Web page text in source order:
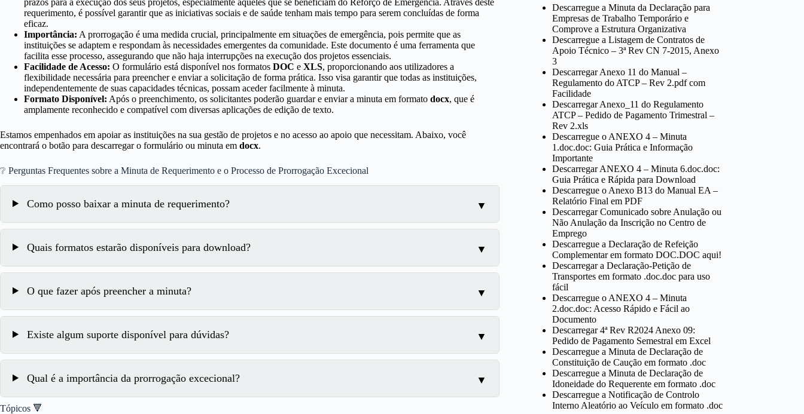
requerimento, é possível garantir que as iniciativas sociais e de saúde tenham mais tempo para serem concluídas de forma
eficaz.
Importância: A prorrogação é uma medida crucial, principalmente em situações de emergência, pois permite que as
instituições se adaptem e respondam às necessidades emergentes da comunidade. Este documento é uma ferramenta que
facilita esse processo, assegurando que não haja interrupções na execução dos projetos essenciais.
Facilidade de Acesso: O formulário está disponível nos formatos DOC e XLS, proporcionando aos utilizadores a
flexibilidade necessária para preencher e enviar a solicitação de forma prática. Isso visa garantir que todas as instituições,
independentemente de suas capacidades técnicas, possam aceder facilmente à minuta.
Formato Disponível: Após o preenchimento, os solicitantes poderão guardar e enviar a minuta em formato docx, que é
amplamente reconhecido e compatível com diversas aplicações de edição de texto.
Estamos empenhados em apoiar as instituições na sua gestão de projetos e no acesso ao apoio que necessitam. Abaixo, você
encontrará o botão para descarregar o formulário ou minuta em docx.
❔ Perguntas Frequentes sobre a Minuta de Requerimento e o Processo de Prorrogação Excecional
Como posso baixar a minuta de requerimento?
Quais formatos estarão disponíveis para download?
O que fazer após preencher a minuta?
Existe algum suporte disponível para dúvidas?
Qual é a importância da prorrogação excecional?
Tópicos 🔻
Descarregue a Minuta da Declaração para
Empresas de Trabalho Temporário e
Comprove a Estrutura Organizativa
Descarregue a Listagem de Contratos de
Apoio Técnico – 3ª Rev CN 7-2015, Anexo
3
Descarregar Anexo 11 do Manual –
Regulamento do ATCP – Rev 2.pdf com
Facilidade
Descarregar Anexo_11 do Regulamento
ATCP – Pedido de Pagamento Trimestral –
Rev 2.xls
Descarregue o ANEXO 4 – Minuta
1.doc.doc: Guia Prática e Informação
Importante
Descarregar ANEXO 4 – Minuta 6.doc.doc:
Guia Prática e Rápida para Download
Descarregue o Anexo B13 do Manual EA –
Relatório Final em PDF
Descarregar Comunicado sobre Anulação ou
Não Anulação da Inscrição no Centro de
Emprego
Descarregue a Declaração de Refeição
Complementar em formato DOC.DOC aqui!
Descarregar a Declaração-Petição de
Transportes em formato .doc.doc para uso
fácil
Descarregue o ANEXO 4 – Minuta
2.doc.doc: Acesso Rápido e Fácil ao
Documento
Descarregar 4ª Rev R2024 Anexo 09:
Pedido de Pagamento Semestral em Excel
Descarregue a Minuta de Declaração de
Constituição de Caução em formato .doc
Descarregue a Minuta de Declaração de
Idoneidade do Requerente em formato .doc
Descarregue a Notificação de Controlo
Interno Aleatório ao Veículo em formato .doc